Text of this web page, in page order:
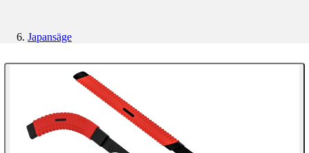
Japansäge